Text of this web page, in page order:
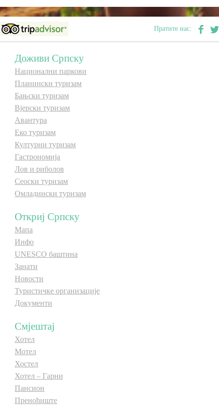
Пратите нас:
Доживи Српску
Национални паркови
Планински туризам
Бањски туризам
Вјерски туризам
Авантура
Еко туризам
Културни туризам
Гастрономија
Лов и риболов
Сеоски туризам
Омладински туризам
Откриј Српску
Мапа
Инфо
UNESCO баштина
Занати
Новости
Туристичке организације
Документи
Смјештај
Хотел
Мотел
Хостел
Хотел – Гарни
Пансион
Преноћиште